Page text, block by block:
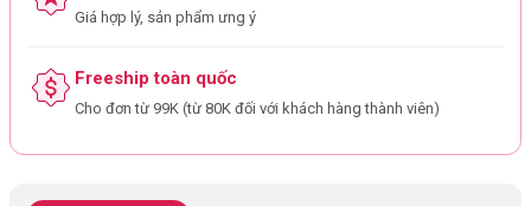
Giá hợp lý, sản phẩm ưng ý
Freeship toàn quốc
Cho đơn từ 99K (từ 80K đối với khách hàng thành viên)